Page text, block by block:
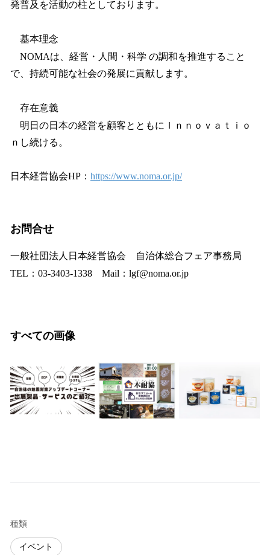
発普及を活動の柱としております。
基本理念
NOMAは、経営・人間・科学 の調和を推進すること
で、持続可能な社会の発展に貢献します。
存在意義
明日の日本の経営を顧客とともにＩｎｎｏｖａｔｉｏ
ｎし続ける。
日本経営協会HP： https://www.noma.or.jp/
お問合せ
一般社団法人日本経営協会 自治体総合フェア事務局
TEL：03-3403-1338 Mail：lgf@noma.or.jp
すべての画像
種類
イベント